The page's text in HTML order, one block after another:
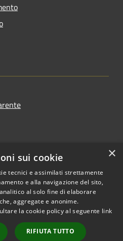
Copyright © 2026 • Comune di
San Tomaso Agordino •
Powered byMunicipium
×
sui cookie
tecnici e assimilati strettamente
e alla navigazione del sito,
al solo fine di elaborare
aggregate e anonime.
la cookie policy al seguente link
RIFIUTA TUTTO